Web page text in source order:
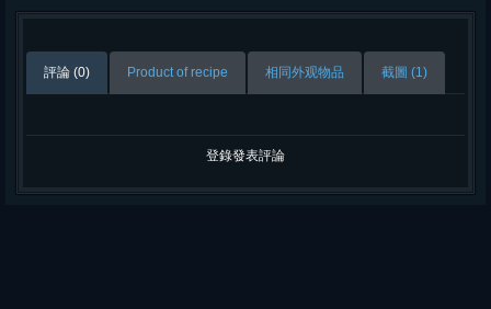
評論 (0) Product of recipe 相同外观物品 截圖 (1)
登錄發表評論